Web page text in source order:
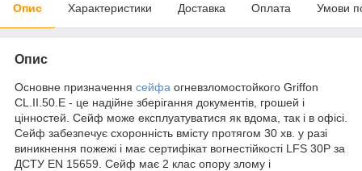
Опис Характеристики Доставка Оплата Умови
Опис
Основне призначення сейфа огневзломостойкого Griffon
CL.II.50.Е - це надійне зберігання документів, грошей і
цінностей. Сейф може експлуатуватися як вдома, так і в офісі.
Сейф забезпечує схоронність вмісту протягом 30 хв. у разі
виникнення пожежі і має сертифікат вогнестійкості LFS 30P за
ДСТУ EN 15659. Сейф має 2 клас опору злому і